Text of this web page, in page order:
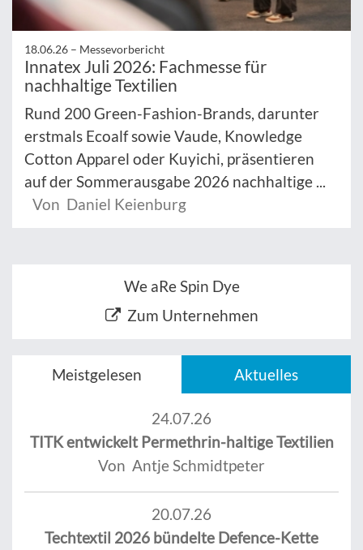
18.06.26 – Messevorbericht
Innatex Juli 2026: Fachmesse für
nachhaltige Textilien
Rund 200 Green-Fashion-Brands, darunter
erstmals Ecoalf sowie Vaude, Knowledge
Cotton Apparel oder Kuyichi, präsentieren
auf der Sommerausgabe 2026 nachhaltige ...
Von Daniel Keienburg
We aRe Spin Dye
Zum Unternehmen
Meistgelesen Aktuelles
24.07.26
TITK entwickelt Permethrin-haltige Textilien
Von Antje Schmidtpeter
20.07.26
Techtextil 2026 bündelte Defence-Kette